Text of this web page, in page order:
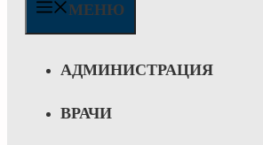
МЕНЮ
АДМИНИСТРАЦИЯ
ВРАЧИ